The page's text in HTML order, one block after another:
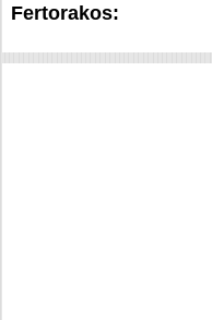
Fertorakos: